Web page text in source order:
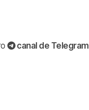
canal de Telegram